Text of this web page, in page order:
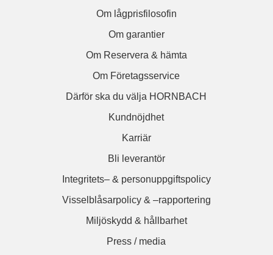
Om lågprisfilosofin
Om garantier
Om Reservera & hämta
Om Företagsservice
Därför ska du välja HORNBACH
Kundnöjdhet
Karriär
Bli leverantör
Integritets– & personuppgiftspolicy
Visselblåsarpolicy & –rapportering
Miljöskydd & hållbarhet
Press / media